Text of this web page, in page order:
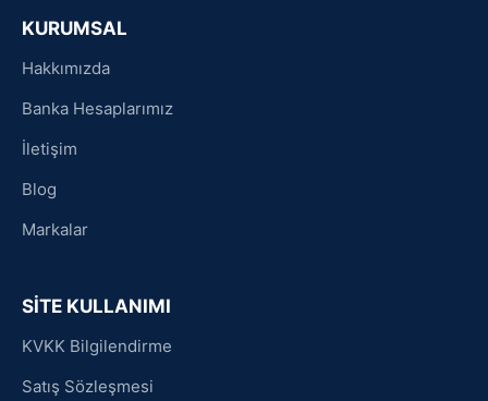
KURUMSAL
Hakkımızda
Banka Hesaplarımız
İletişim
Blog
Markalar
SİTE KULLANIMI
KVKK Bilgilendirme
Satış Sözleşmesi